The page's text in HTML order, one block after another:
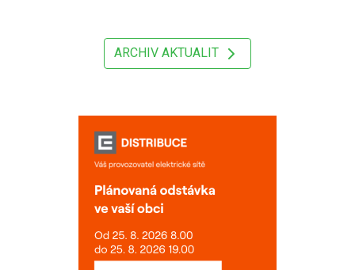
ARCHIV AKTUALIT